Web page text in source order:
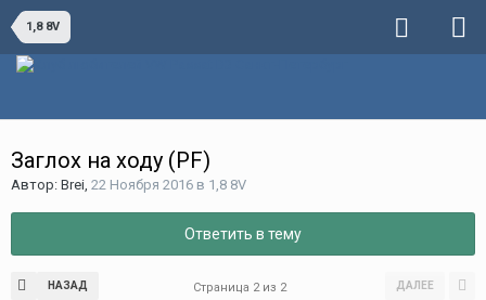
1,8 8V
Заглох на ходу (PF)
Автор: Brei, 22 Ноября 2016 в 1,8 8V
Ответить в тему
НАЗАД ДАЛЕЕ
Страница 2 из 2